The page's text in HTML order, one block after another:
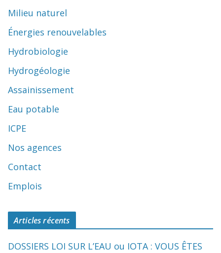
Milieu naturel
Énergies renouvelables
Hydrobiologie
Hydrogéologie
Assainissement
Eau potable
ICPE
Nos agences
Contact
Emplois
Articles récents
DOSSIERS LOI SUR L’EAU ou IOTA : VOUS ÊTES